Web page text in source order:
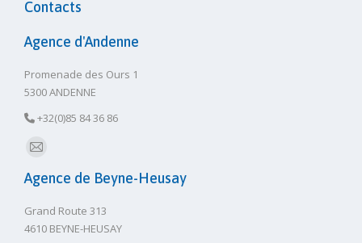
Contacts
Agence d'Andenne
Promenade des Ours 1
5300 ANDENNE
+32(0)85 84 36 86
E-
mail
Agence de Beyne-Heusay
Grand Route 313
4610 BEYNE-HEUSAY